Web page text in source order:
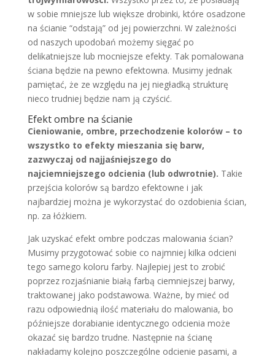
w sobie mniejsze lub większe drobinki, które osadzone
na ścianie “odstają” od jej powierzchni. W zależności
od naszych upodobań możemy sięgać po
delikatniejsze lub mocniejsze efekty. Tak pomalowana
ściana będzie na pewno efektowna. Musimy jednak
pamiętać, że ze względu na jej niegładką strukturę
nieco trudniej będzie nam ją czyścić.
Efekt ombre na ścianie
Cieniowanie, ombre, przechodzenie kolorów – to
wszystko to efekty mieszania się barw,
zazwyczaj od najjaśniejszego do
najciemniejszego odcienia (lub odwrotnie). Takie
przejścia kolorów są bardzo efektowne i jak
najbardziej można je wykorzystać do ozdobienia ścian,
np. za łóżkiem.
Jak uzyskać efekt ombre podczas malowania ścian?
Musimy przygotować sobie co najmniej kilka odcieni
tego samego koloru farby. Najlepiej jest to zrobić
poprzez rozjaśnianie białą farbą ciemniejszej barwy,
traktowanej jako podstawowa. Ważne, by mieć od
razu odpowiednią ilość materiału do malowania, bo
późniejsze dorabianie identycznego odcienia może
okazać się bardzo trudne. Następnie na ścianę
nakładamy kolejno poszczególne odcienie pasami, a